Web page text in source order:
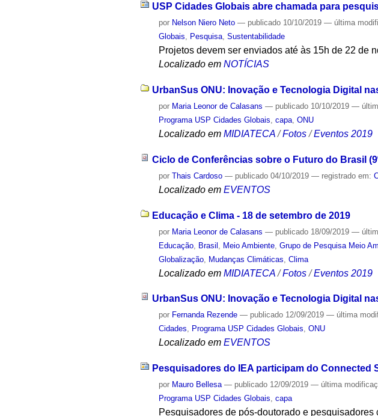
USP Cidades Globais abre chamada para
por Nelson Niero Neto — publicado 10/10/2019— última
Globais, Pesquisa,Sustentabilidade
Projetos devem ser enviados até às 15h de 22 de
Localizado em NOTÍCIAS
UrbanSus ONU: Inovação e Tecnologia Digital
por Maria Leonor de Calasans — publicado 10/10/2019—
Programa USP Cidades Globais,capa,ONU
Localizado em MIDIATECA /Fotos /Eventos 2019
Ciclo de Conferências sobre o Futuro do Brasil
porThais Cardoso — publicado 04/10/2019— registrado em:
Localizado em EVENTOS
Educação e Clima - 18 de setembro de 2019
por Maria Leonor de Calasans — publicado 18/09/2019—
Educação Brasil Meio Ambiente ,Grupo de Pesquisa Meio
Globalização Mudanças Climáticas ,Clima
Localizado em MIDIATECA /Fotos /Eventos 2019
UrbanSus ONU: Inovação e Tecnologia Digital
por Fernanda Rezende — publicado 12/09/2019— última
Cidades, Programa USP Cidades Globais,ONU
Localizado em EVENTOS
Pesquisadores do IEA participam do Connected
por Mauro Bellesa — publicado 12/09/2019— última
Programa USP Cidades Globais ,capa
Pesquisadores de pós-doutorado e